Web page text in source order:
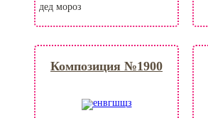
дед мороз
Композиция №1900